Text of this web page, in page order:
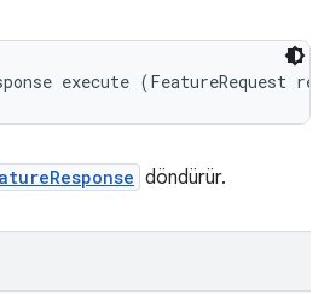
execute (FeatureRequest
döndürür.